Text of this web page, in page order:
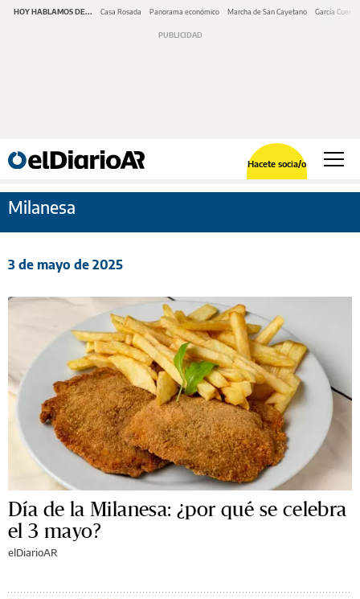
HOY HABLAMOS DE... Casa Rosada Panorama económico Marcha de San Cayetano García Cuerva
Hacete socia/o
Milanesa
3 de mayo de 2025
Día de la Milanesa: ¿por qué se celebra
el 3 mayo?
elDiarioAR